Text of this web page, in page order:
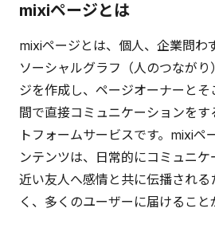
mixiページとは
mixiページとは、個人、企業問わ
ソーシャルグラフ（人のつなが
ジを作成し、ページオーナーと
間で直接コミュニケーションを
トフォームサービスです。mixiペ
ンテンツは、日常的にコミュニ
近い友人へ感情と共に伝播される
く、多くのユーザーに届けること